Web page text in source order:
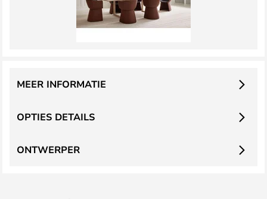
OPTIES DETAILS
MEER INFORMATIE
ONTWERPER